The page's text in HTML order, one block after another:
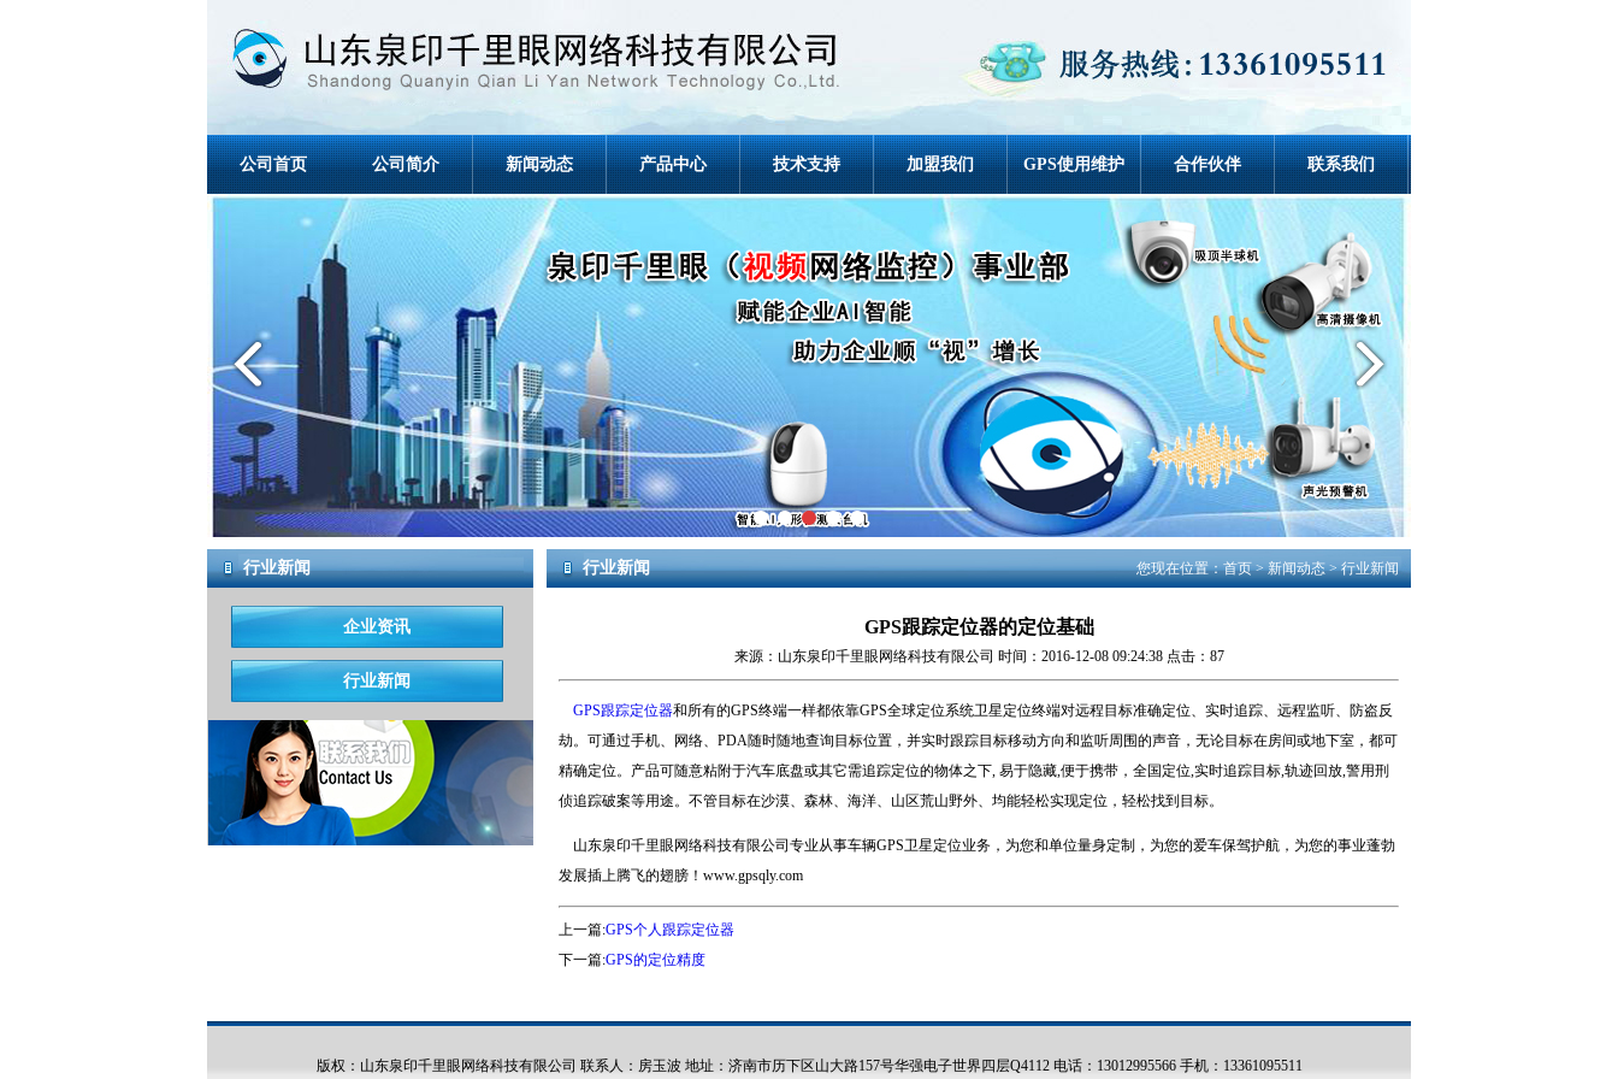
公司首页 公司简介 新闻动态 产品中心 技术支持 加盟我们 GPS使用维护 合作伙伴 联系我们
行业新闻
企业资讯
行业新闻
行业新闻 您现在位置：首页 >新闻动态>行业新闻
GPS跟踪定位器的定位基础
来源：山东泉印千里眼网络科技有限公司 时间：2016-12-08 09:24:38 点击： 87
GPS跟踪定位器和所有的GPS终端一样都依靠GPS全球定位系统卫星定位终端对远程目标准确定位、实时追踪、远程监听、防盗反
劫。可通过手机、网络、PDA随时随地查询目标位置，并实时跟踪目标移动方向和监听周围的声音，无论目标在房间或地下室，都可
精确定位。产品可随意粘附于汽车底盘或其它需追踪定位的物体之下, 易于隐藏,便于携带，全国定位,实时追踪目标,轨迹回放,警用刑
侦追踪破案等用途。不管目标在沙漠、森林、海洋、山区荒山野外、均能轻松实现定位，轻松找到目标。
山东泉印千里眼网络科技有限公司专业从事车辆GPS卫星定位业务，为您和单位量身定制，为您的爱车保驾护航，为您的事业蓬勃
发展插上腾飞的翅膀！www.gpsqly.com
上一篇:GPS个人跟踪定位器
下一篇:GPS的定位精度
版权：山东泉印千里眼网络科技有限公司 联系人：房玉波 地址：济南市历下区山大路157号华强电子世界四层Q4112 电话：13012995566 手机：13361095511